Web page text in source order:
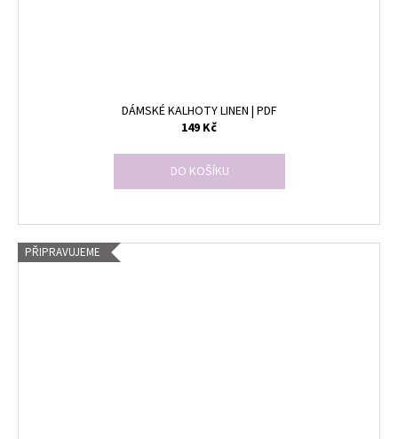
DÁMSKÉ KALHOTY LINEN | PDF
149 Kč
DO KOŠÍKU
PŘIPRAVUJEME